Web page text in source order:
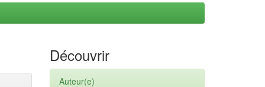
Découvrir
Auteur(e)